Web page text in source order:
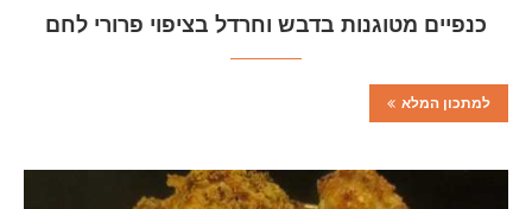
כנפיים מטוגנות בדבש וחרדל בציפוי פרורי לחם
למתכון המלא